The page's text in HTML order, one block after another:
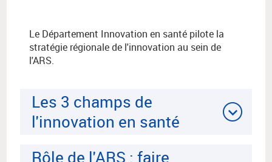
Le Département Innovation en santé pilote la
stratégie régionale de l'innovation au sein de
l'ARS.
Les 3 champs de
l'innovation en santé
Rôle de l'ARS : faire